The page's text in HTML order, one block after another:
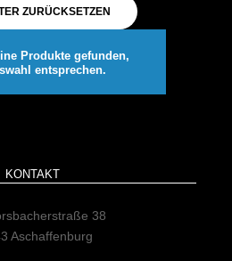
Produkte gefunden,
entsprechen.
ZURÜCKSETZEN
KONTAKT
38
Aschaffenburg